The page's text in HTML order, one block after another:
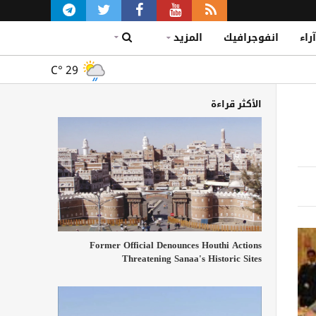
آراء انفوجرافيك المزيد
C° 29
الأكثر قراءة
Former Official Denounces Houthi Actions
Threatening Sanaa's Historic Sites